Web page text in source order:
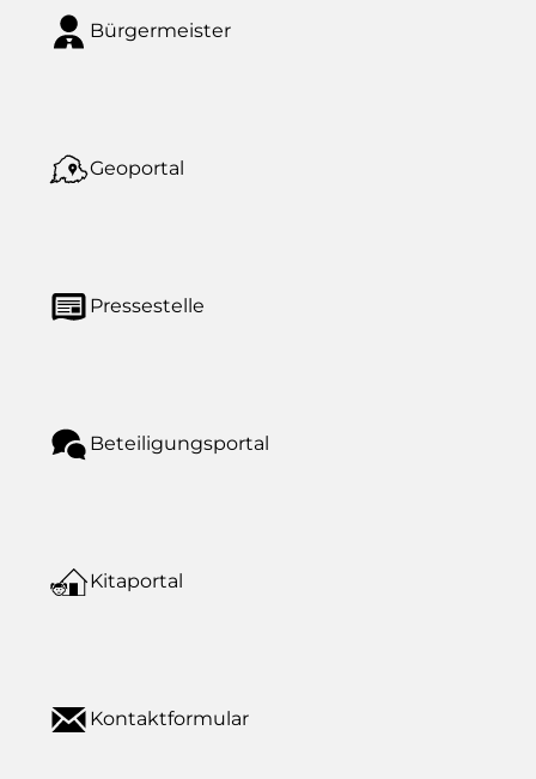
Bürgermeister
Geoportal
Pressestelle
Beteiligungsportal
Kitaportal
Kontaktformular